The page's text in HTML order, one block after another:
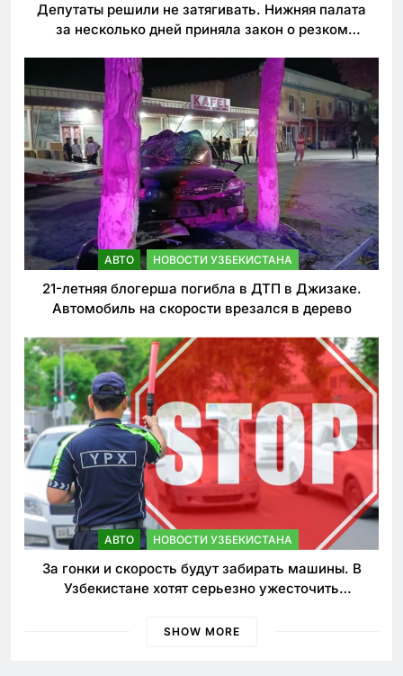
Депутаты решили не затягивать. Нижняя палата
за несколько дней приняла закон о резком
АВТО НОВОСТИ УЗБЕКИСТАНА
21-летняя блогерша погибла в ДТП в Джизаке.
Автомобиль на скорости врезался в дерево
АВТО НОВОСТИ УЗБЕКИСТАНА
За гонки и скорость будут забирать машины. В
Узбекистане хотят серьезно ужесточить
SHOW MORE